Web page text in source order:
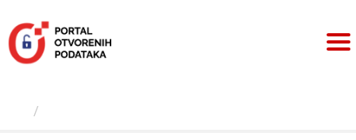
sadržaj